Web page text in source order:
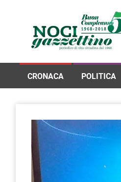
CRONACA POLITICA